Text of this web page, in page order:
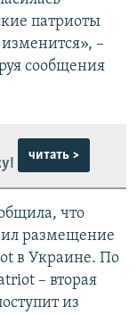
патриоты
–
сообщения
читать >
что
размещение
в Украине. По
– вторая
из